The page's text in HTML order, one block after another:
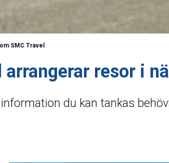
SMC Travel
arrangerar resor i
du kan tankas